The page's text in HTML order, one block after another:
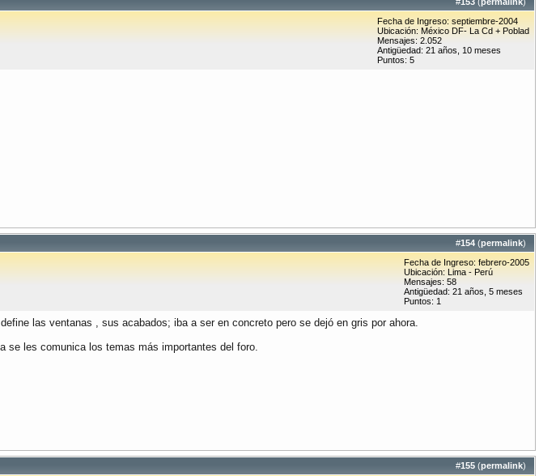
Fecha de Ingreso: septiembre-2004
Ubicación: México DF- La Cd + Poblad
Mensajes: 2.052
Antigüedad: 21 años, 10 meses
Puntos: 5
#154 (permalink)
Fecha de Ingreso: febrero-2005
Ubicación: Lima - Perú
Mensajes: 58
Antigüedad: 21 años, 5 meses
Puntos: 1
las ventanas , sus acabados; iba a ser en concreto pero se dejó en gris por ahora.
se les comunica los temas más importantes del foro.
#155 (permalink)